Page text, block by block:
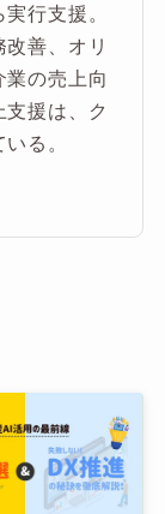
行支援。
善、オリ
業の売上向
支援は、ク
る。